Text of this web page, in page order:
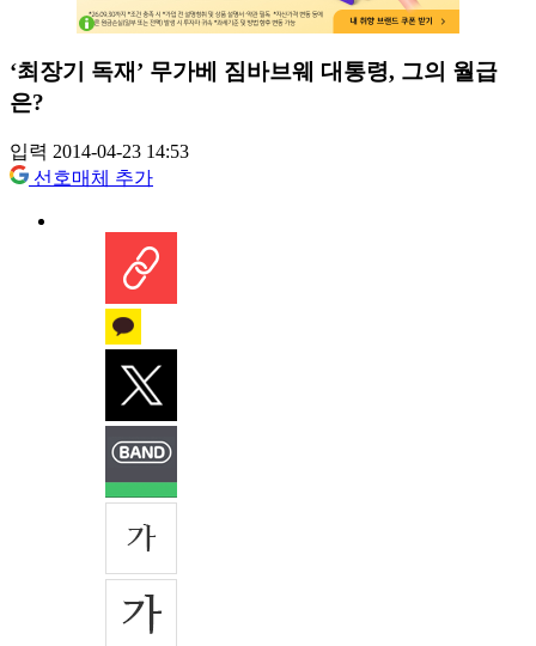
‘최장기 독재’ 무가베 짐바브웨 대통령, 그의 월급
은?
입력 2014-04-23 14:53
선호매체 추가